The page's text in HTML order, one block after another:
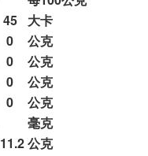
45
大卡
0
公克
0
公克
0
公克
0
公克
毫克
11.2公克